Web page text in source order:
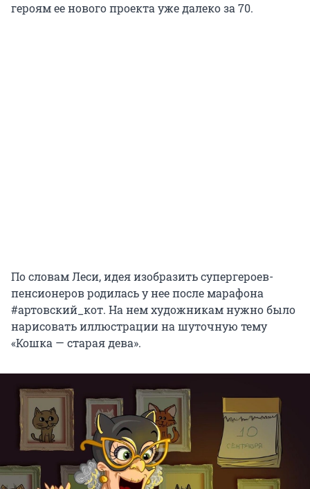
героям ее нового проекта уже далеко за 70.
По словам Леси, идея изобразить супергероев-
пенсионеров родилась у нее после марафона
#артовский_кот. На нем художникам нужно было
нарисовать иллюстрации на шуточную тему
«Кошка — старая дева».